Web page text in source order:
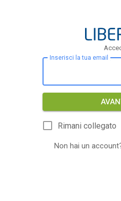
Inserisci la tua email
Rimani collegato
Non hai un